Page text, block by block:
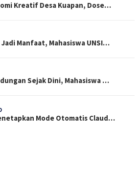
Kreatif Desa Kuapan, Dose…
Jadi Manfaat, Mahasiswa UNSI…
Sejak Dini, Mahasiswa …
Mode Otomatis Claud…